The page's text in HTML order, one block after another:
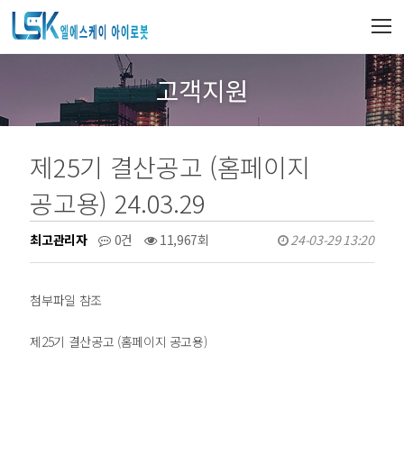
고객지원
제25기 결산공고 (홈페이지
공고용) 24.03.29
최고관리자 0건 11,967회 24-03-29 13:20
첨부파일 참조
제25기 결산공고 (홈페이지 공고용)